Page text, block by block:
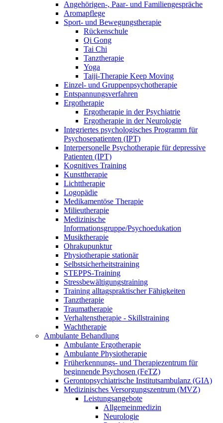
Angehörigen-, Paar- und Familiengespräche
Aromapflege
Sport- und Bewegungstherapie
Rückenschule
Qi Gong
Tai Chi
Tanztherapie
Yoga
Taiji-Therapie Keep Moving
Einzel- und Gruppenpsychotherapie
Entspannungsverfahren
Ergotherapie
Ergotherapie in der Psychiatrie
Ergotherapie in der Neurologie
Integriertes psychologisches Programm für
Psychosepatienten (IPT)
Interpersonelle Psychotherapie für depressive
Patienten (IPT)
Kognitives Training
Kunsttherapie
Lichttherapie
Logopädie
Medikamentöse Therapie
Milieutherapie
Medizinische
Informationsgruppe/Psychoedukation
Musiktherapie
Ohrakupunktur
Physiotherapie stationär
Selbstsicherheitstraining
STEPPS-Training
Stressbewältigungstraining
Training alltagspraktischer Fähigkeiten
Tanztherapie
Traumatherapie
Verhaltenstherapie - Skillstraining
Wachtherapie
Ambulante Behandlung
Ambulante Ergotherapie
Ambulante Physiotherapie
Früherkennungs- und Therapiezentrum für
beginnende Psychosen (FeTZ)
Gerontopsychiatrische Institutsambulanz (GIA)
Medizinisches Versorgungszentrum (MVZ)
Leistungsangebote
Allgemeinmedizin
Neurologie